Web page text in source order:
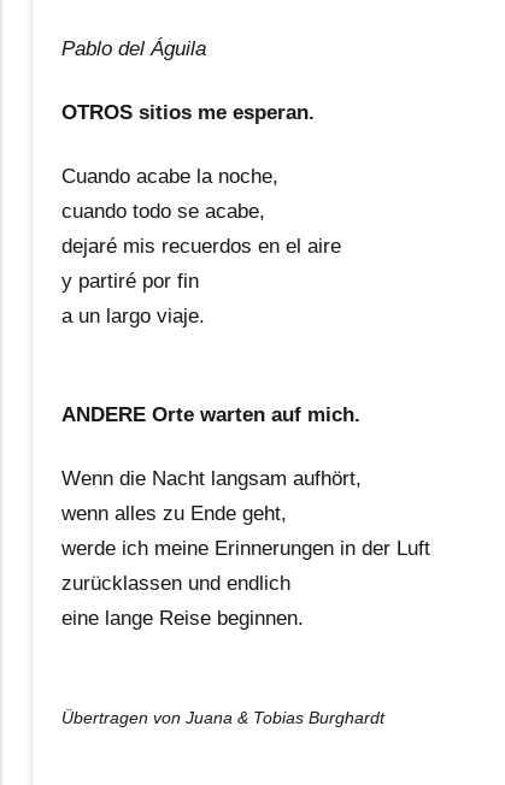
Pablo del Águila
OTROS sitios me esperan.
Cuando acabe la noche,
cuando todo se acabe,
dejaré mis recuerdos en el aire
y partiré por fin
a un largo viaje.
ANDERE Orte warten auf mich.
Wenn die Nacht langsam aufhört,
wenn alles zu Ende geht,
werde ich meine Erinnerungen in der Luft
zurücklassen und endlich
eine lange Reise beginnen.
Übertragen von Juana & Tobias Burghardt